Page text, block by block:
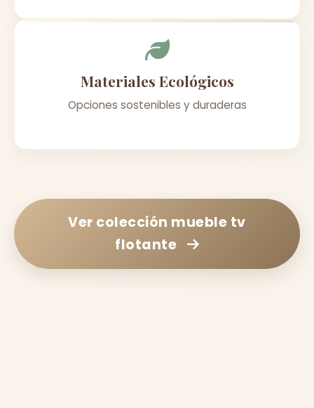
Materiales Ecológicos
Opciones sostenibles y duraderas
Ver colección mueble tv
flotante